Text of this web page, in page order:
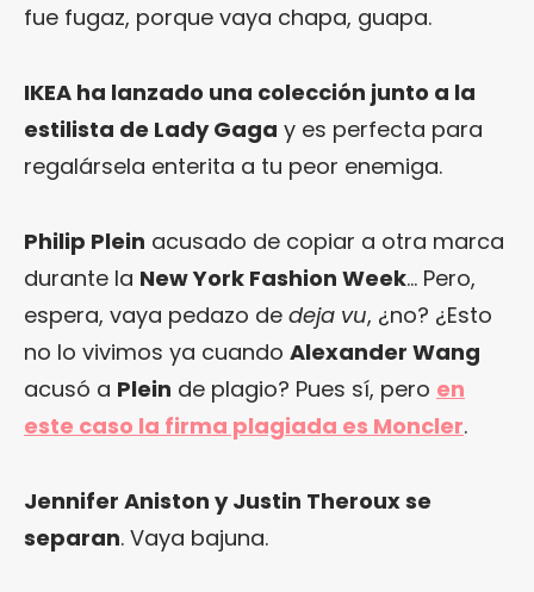
fue fugaz, porque vaya chapa, guapa.
IKEA ha lanzado una colección junto a la
estilista de Lady Gaga y es perfecta para
regalársela enterita a tu peor enemiga.
Philip Plein acusado de copiar a otra marca
durante la New York Fashion Week… Pero,
espera, vaya pedazo de deja vu, ¿no? ¿Esto
no lo vivimos ya cuando Alexander Wang
acusó a Plein de plagio? Pues sí, pero en
este caso la firma plagiada es Moncler.
Jennifer Aniston y Justin Theroux se
separan. Vaya bajuna.